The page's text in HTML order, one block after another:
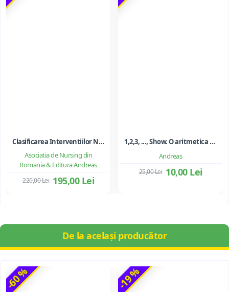
Asociatia de Nursing din
Romania & Editura Andreas
Clasificarea Interventiilor Nursing (NIC)
195,00 Lei
220,00 Lei
Andreas
1,2,3, ..., Show. O aritmetica emotionala, o poezie a matematicii - Ioan Dancila
10,00 Lei
25,00 Lei
De la același producător
-60 % -19 %